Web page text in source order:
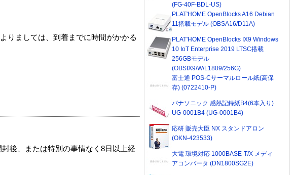
りましては、到着までに時間がかかる
後、または特別の事情なく8日以上経
(FG-40F-BDL-US)
PLAT'HOME OpenBlocks A16 Debian
11搭載モデル (OBSA16/D11A)
PLAT'HOME OpenBlocks IX9 Windows
10 IoT Enterprise 2019 LTSC搭載
256GBモデル
(OBSIX9/W/L1809/256G)
富士通 POS-Cサーマルロール紙(高保
存) (0722410-P)
パナソニック 感熱記録紙B4(6本入り)
UG-0001B4 (UG-0001B4)
応研 販売大臣 NX スタンドアロン
(OKN-423533)
大電 環境対応 1000BASE-T/X メディ
アコンバータ (DN1800SG2E)